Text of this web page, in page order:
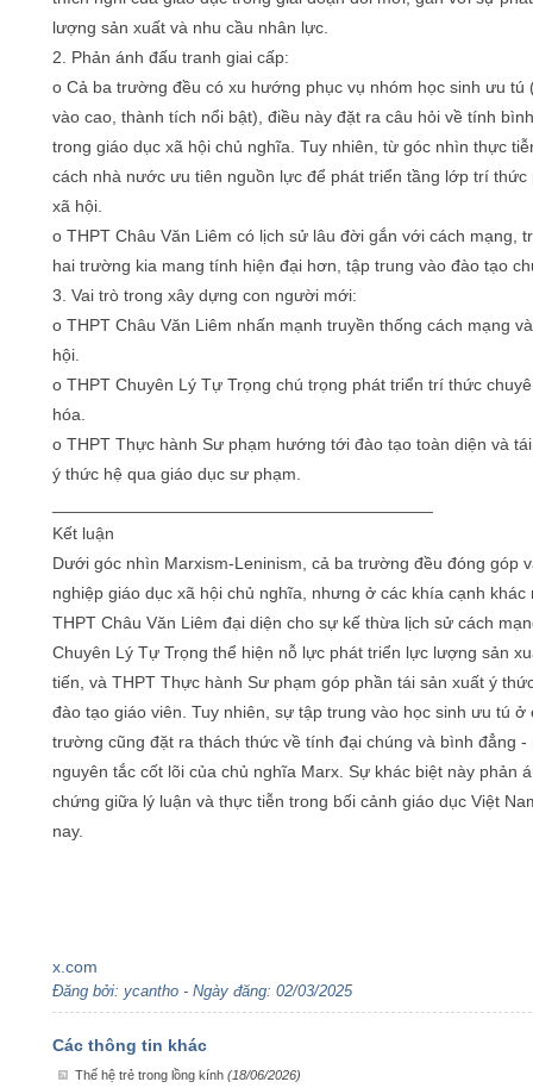
lượng sản xuất và nhu cầu nhân lực.
2. Phản ánh đấu tranh giai cấp:
o Cả ba trường đều có xu hướng phục vụ nhóm học sinh ưu tú
vào cao, thành tích nổi bật), điều này đặt ra câu hỏi về tính
trong giáo dục xã hội chủ nghĩa. Tuy nhiên, từ góc nhìn thực
cách nhà nước ưu tiên nguồn lực để phát triển tầng lớp trí thức
xã hội.
o THPT Châu Văn Liêm có lịch sử lâu đời gắn với cách mạng,
hai trường kia mang tính hiện đại hơn, tập trung vào đào tạo
3. Vai trò trong xây dựng con người mới:
o THPT Châu Văn Liêm nhấn mạnh truyền thống cách mạng
hội.
o THPT Chuyên Lý Tự Trọng chú trọng phát triển trí thức
hóa.
o THPT Thực hành Sư phạm hướng tới đào tạo toàn diện và
ý thức hệ qua giáo dục sư phạm.
Kết luận
Dưới góc nhìn Marxism-Leninism, cả ba trường đều đóng góp
nghiệp giáo dục xã hội chủ nghĩa, nhưng ở các khía cạnh khác
THPT Châu Văn Liêm đại diện cho sự kế thừa lịch sử cách
Chuyên Lý Tự Trọng thể hiện nỗ lực phát triển lực lượng sản
tiến, và THPT Thực hành Sư phạm góp phần tái sản xuất ý
đào tạo giáo viên. Tuy nhiên, sự tập trung vào học sinh ưu tú ở
trường cũng đặt ra thách thức về tính đại chúng và bình đẳng -
nguyên tắc cốt lõi của chủ nghĩa Marx. Sự khác biệt này phản
chứng giữa lý luận và thực tiễn trong bối cảnh giáo dục Việt
nay.
x.com
Đăng bởi: ycantho - Ngày đăng: 02/03/2025
Các thông tin khác
Thế hệ trẻ trong lồng kính (18/06/2026)